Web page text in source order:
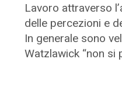
Lavoro attraverso
delle percezioni e
In generale sono
Watzlawick “non si